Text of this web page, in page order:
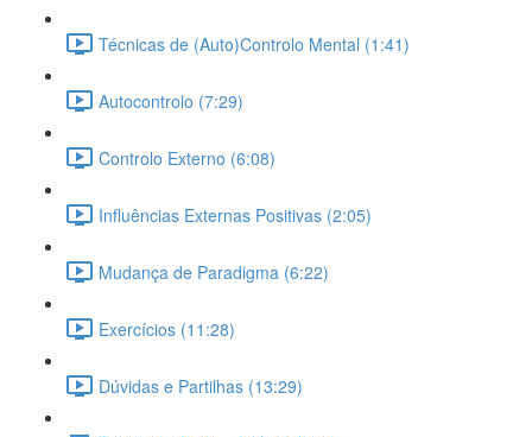
Técnicas de (Auto)Controlo Mental (1:41)
Autocontrolo (7:29)
Controlo Externo (6:08)
Influências Externas Positivas (2:05)
Mudança de Paradigma (6:22)
Exercícios (11:28)
Dúvidas e Partilhas (13:29)